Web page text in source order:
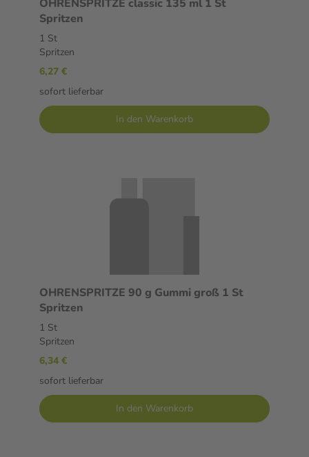
OHRENSPRITZE classic 135 ml 1 St
Spritzen
1 St
Spritzen
6,27 €
sofort lieferbar
In den Warenkorb
OHRENSPRITZE 90 g Gummi groß 1 St
Spritzen
1 St
Spritzen
6,34 €
sofort lieferbar
In den Warenkorb